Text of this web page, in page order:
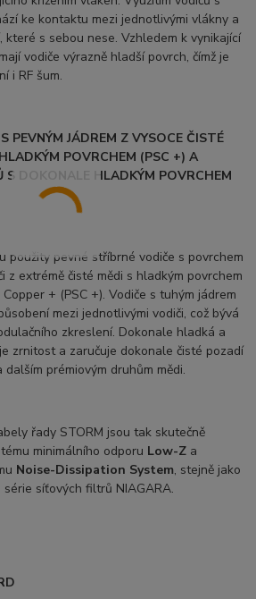
ke kontaktu mezi jednotlivými vlákny a
které s sebou nese. Vzhledem k vynikající
vodiče výrazně hladší povrch, čímž je
i RF šum.
PEVNÝM JÁDREM Z VYSOCE ČISTÉ
POVRCHEM (PSC +) A
S DOKONALE HLADKÝM POVRCHEM
použity pevné stříbrné vodiče s povrchem
z extrémě čisté mědi s hladkým povrchem
+ (PSC +). Vodiče s tuhým jádrem
mezi jednotlivými vodiči, což bývá
zkreslení. Dokonale hladká a
zrnitost a zaručuje dokonale čisté pozadí
dalším prémiovým druhům mědi.
řady STORM jsou tak skutečně
minimálního odporu Low-Z a
Noise-Dissipation System, stejně jako
síťových filtrů NIAGARA.